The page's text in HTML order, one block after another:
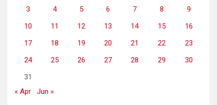
3
4 5 6 7 8
9
10
11 12 13 14 15
16
17
18 19 20 21 22
23
24
25 26 27 28 29
30
31
« Apr
Jun »